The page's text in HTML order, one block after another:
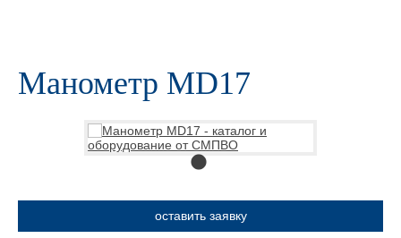
Манометр MD17
оставить заявку